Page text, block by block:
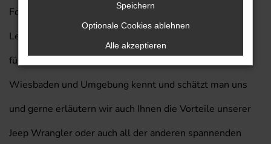
Folgt man einer Umfragen unter den Leserinnen und
Lesern der Zeitschrift „Auto Bild“, so waren wir bereits
fünf Mal eines der besten Autohäuser Deutschlands. In
Wiesbaden und Umgebung kennt und schätzt man uns
und gerne erläutern wir auch Ihnen die Vorteile unserer
Jeep Wrangler oder auch all der anderen spannenden
Speichern
Optionale Cookies ablehnen
Alle akzeptieren